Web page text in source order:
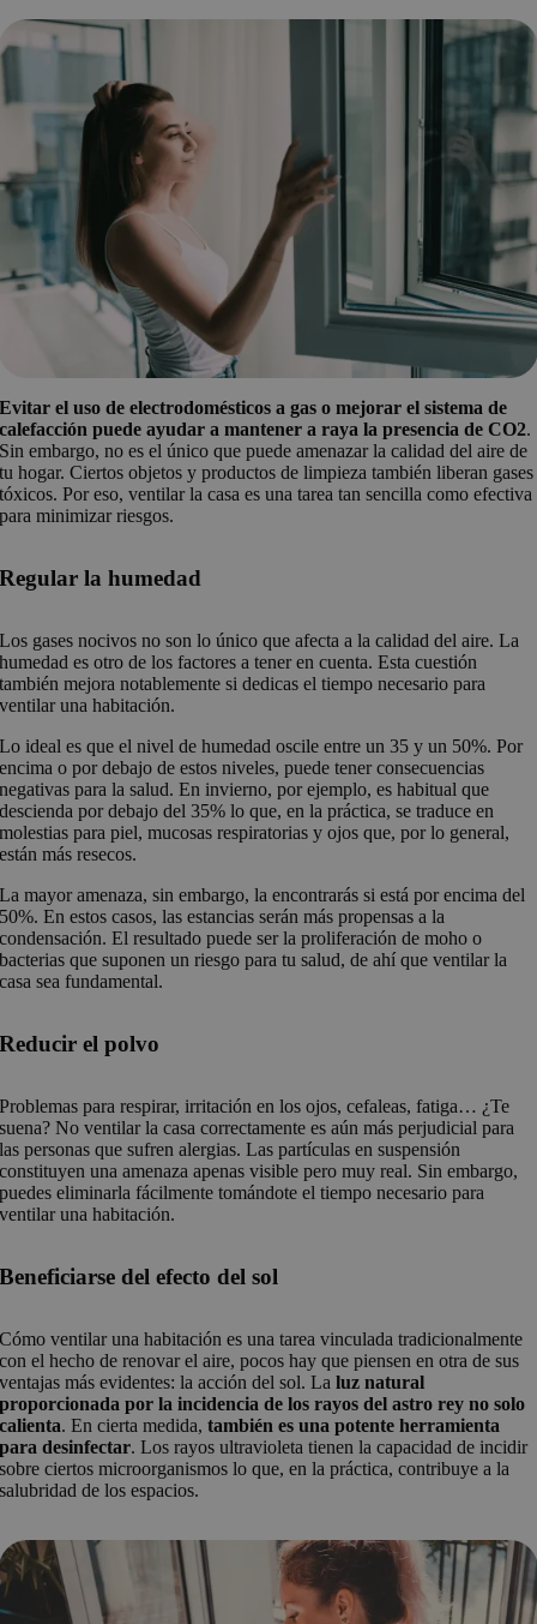
Evitar el uso de electrodomésticos a gas o mejorar el sistema de
calefacción puede ayudar a mantener a raya la presencia de CO2.
Sin embargo, no es el único que puede amenazar la calidad del aire de
tu hogar. Ciertos objetos y productos de limpieza también liberan gases
tóxicos. Por eso, ventilar la casa es una tarea tan sencilla como efectiva
para minimizar riesgos.
Regular la humedad
Los gases nocivos no son lo único que afecta a la calidad del aire. La
humedad es otro de los factores a tener en cuenta. Esta cuestión
también mejora notablemente si dedicas el tiempo necesario para
ventilar una habitación.
Lo ideal es que el nivel de humedad oscile entre un 35 y un 50%. Por
encima o por debajo de estos niveles, puede tener consecuencias
negativas para la salud. En invierno, por ejemplo, es habitual que
descienda por debajo del 35% lo que, en la práctica, se traduce en
molestias para piel, mucosas respiratorias y ojos que, por lo general,
están más resecos.
La mayor amenaza, sin embargo, la encontrarás si está por encima del
50%. En estos casos, las estancias serán más propensas a la
condensación. El resultado puede ser la proliferación de moho o
bacterias que suponen un riesgo para tu salud, de ahí que ventilar la
casa sea fundamental.
Reducir el polvo
Problemas para respirar, irritación en los ojos, cefaleas, fatiga… ¿Te
suena? No ventilar la casa correctamente es aún más perjudicial para
las personas que sufren alergias. Las partículas en suspensión
constituyen una amenaza apenas visible pero muy real. Sin embargo,
puedes eliminarla fácilmente tomándote el tiempo necesario para
ventilar una habitación.
Beneficiarse del efecto del sol
Cómo ventilar una habitación es una tarea vinculada tradicionalmente
con el hecho de renovar el aire, pocos hay que piensen en otra de sus
ventajas más evidentes: la acción del sol. Laluz natural
proporcionada por la incidencia de los rayos del astro rey no solo
calienta. En cierta medida,también es una potente herramienta
para desinfectar. Los rayos ultravioleta tienen la capacidad de incidir
sobre ciertos microorganismos lo que, en la práctica, contribuye a la
salubridad de los espacios.